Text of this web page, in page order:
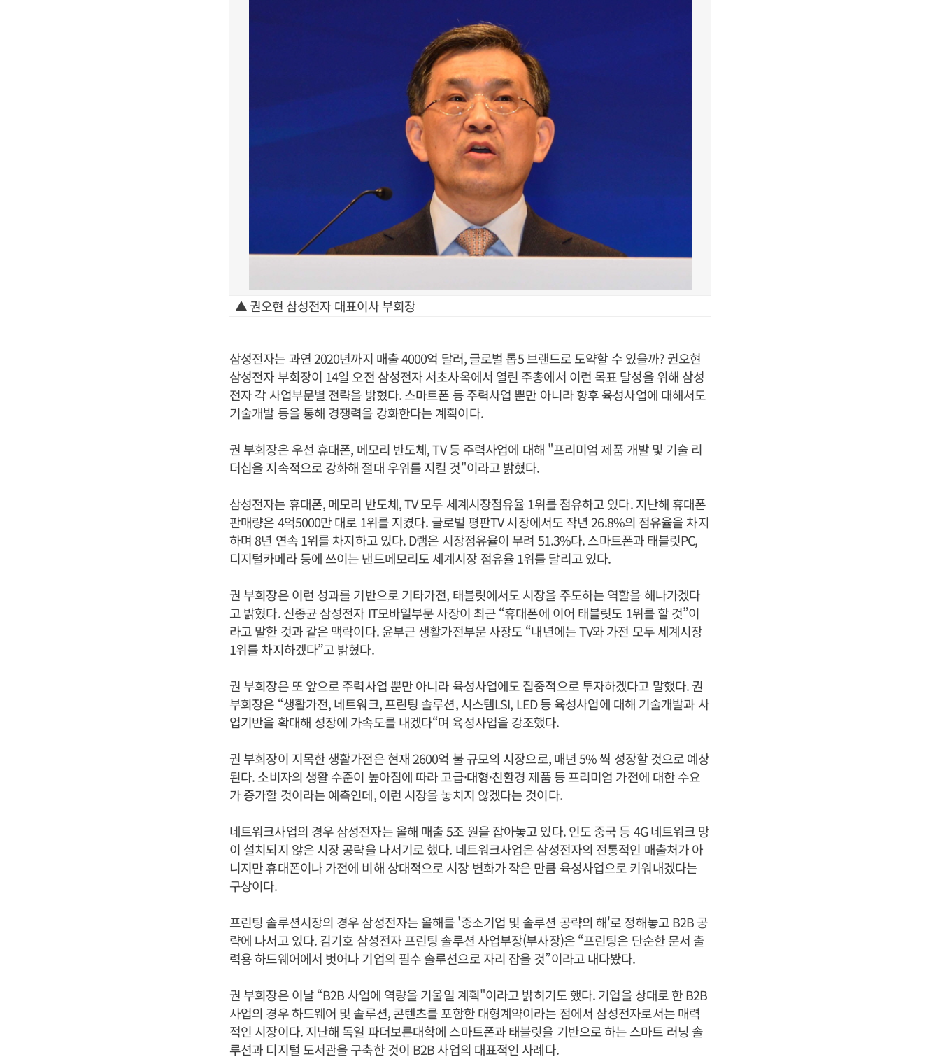
▲ 권오현 삼성전자 대표이사 부회장
삼성전자는 과연 2020년까지 매출 4000억 달러, 글로벌 톱5 브랜드로 도약할 수 있을까? 권오현
삼성전자 부회장이 14일 오전 삼성전자 서초사옥에서 열린 주총에서 이런 목표 달성을 위해 삼성
전자 각 사업부문별 전략을 밝혔다. 스마트폰 등 주력사업 뿐만 아니라 향후 육성사업에 대해서도
기술개발 등을 통해 경쟁력을 강화한다는 계획이다.
권 부회장은 우선 휴대폰, 메모리 반도체, TV 등 주력사업에 대해 "프리미엄 제품 개발 및 기술 리
더십을 지속적으로 강화해 절대 우위를 지킬 것"이라고 밝혔다.
삼성전자는 휴대폰, 메모리 반도체, TV 모두 세계시장점유율 1위를 점유하고 있다. 지난해 휴대폰
판매량은 4억5000만 대로 1위를 지켰다. 글로벌 평판TV 시장에서도 작년 26.8%의 점유율을 차지
하며 8년 연속 1위를 차지하고 있다. D램은 시장점유율이 무려 51.3%다. 스마트폰과 태블릿PC,
디지털카메라 등에 쓰이는 낸드메모리도 세계시장 점유율 1위를 달리고 있다.
권 부회장은 이런 성과를 기반으로 기타가전, 태블릿에서도 시장을 주도하는 역할을 해나가겠다
고 밝혔다. 신종균 삼성전자 IT모바일부문 사장이 최근 “휴대폰에 이어 태블릿도 1위를 할 것”이
라고 말한 것과 같은 맥락이다. 윤부근 생활가전부문 사장도 “내년에는 TV와 가전 모두 세계시장
1위를 차지하겠다”고 밝혔다.
권 부회장은 또 앞으로 주력사업 뿐만 아니라 육성사업에도 집중적으로 투자하겠다고 말했다. 권
부회장은 “생활가전, 네트워크, 프린팅 솔루션, 시스템LSI, LED 등 육성사업에 대해 기술개발과 사
업기반을 확대해 성장에 가속도를 내겠다“며 육성사업을 강조했다.
권 부회장이 지목한 생활가전은 현재 2600억 불 규모의 시장으로, 매년 5% 씩 성장할 것으로 예상
된다. 소비자의 생활 수준이 높아짐에 따라 고급·대형·친환경 제품 등 프리미엄 가전에 대한 수요
가 증가할 것이라는 예측인데, 이런 시장을 놓치지 않겠다는 것이다.
네트워크사업의 경우 삼성전자는 올해 매출 5조 원을 잡아놓고 있다. 인도 중국 등 4G 네트워크 망
이 설치되지 않은 시장 공략을 나서기로 했다. 네트워크사업은 삼성전자의 전통적인 매출처가 아
니지만 휴대폰이나 가전에 비해 상대적으로 시장 변화가 작은 만큼 육성사업으로 키워내겠다는
구상이다.
프린팅 솔루션시장의 경우 삼성전자는 올해를 '중소기업 및 솔루션 공략의 해'로 정해놓고 B2B 공
략에 나서고 있다. 김기호 삼성전자 프린팅 솔루션 사업부장(부사장)은 “프린팅은 단순한 문서 출
력용 하드웨어에서 벗어나 기업의 필수 솔루션으로 자리 잡을 것”이라고 내다봤다.
권 부회장은 이날 “B2B 사업에 역량을 기울일 계획"이라고 밝히기도 했다. 기업을 상대로 한 B2B
사업의 경우 하드웨어 및 솔루션, 콘텐츠를 포함한 대형계약이라는 점에서 삼성전자로서는 매력
적인 시장이다. 지난해 독일 파더보른대학에 스마트폰과 태블릿을 기반으로 하는 스마트 러닝 솔
루션과 디지털 도서관을 구축한 것이 B2B 사업의 대표적인 사례다.